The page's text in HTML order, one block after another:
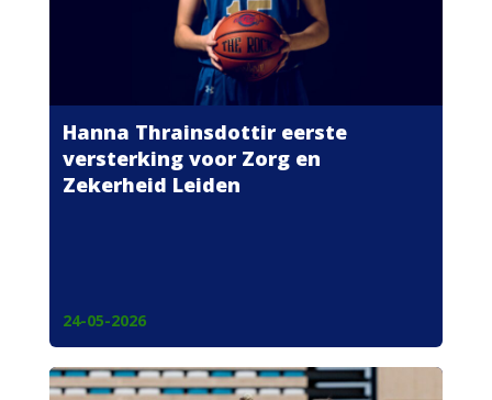
Hanna Thrainsdottir eerste
versterking voor Zorg en
Zekerheid Leiden
24-05-2026